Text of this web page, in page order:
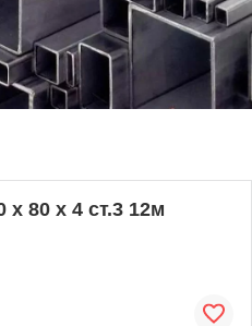
80 х 4 ст.3 12м